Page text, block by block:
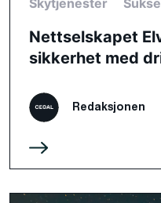
Nettselskapet
sikkerhet med
Redaksjonen